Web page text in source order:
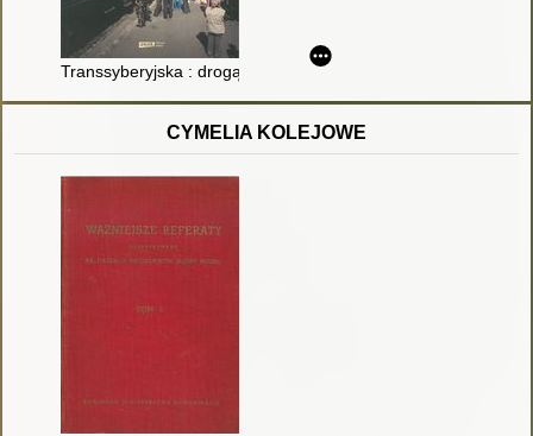
Transsyberyjska : drogą żelazną przez Rosję i dalej
CYMELIA KOLEJOWE